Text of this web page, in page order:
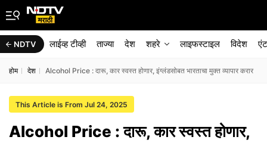
NDTV लाईव्ह टीव्ही ताज्या देश शहरे लाइफस्टाइल विदेश
होम देश Alcohol Price : दारू, कार स्वस्त होणार, इंग्लंडसोबत भारताचा मुक्त व्यापार करार
This Article is From Jul 24, 2025
Alcohol Price : दारू, कार स्वस्त होणार,